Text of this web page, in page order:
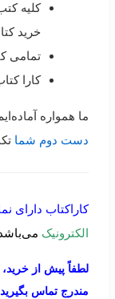
کلیه
خرید
تمامی
کارا
ما همواره
دست دوم شما
کاراکتاب دارای
الکترونیک
لطفاً پیش از
مندرج تماس